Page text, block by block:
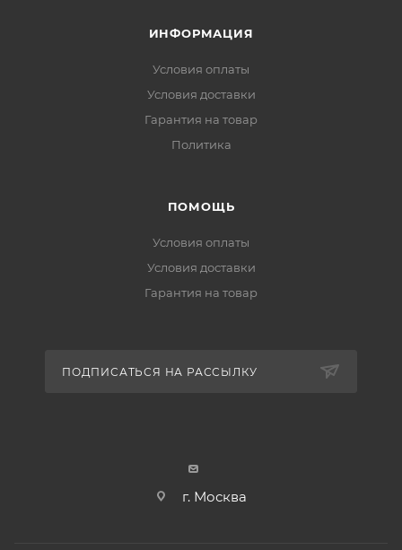
ИНФОРМАЦИЯ
Условия оплаты
Условия доставки
Гарантия на товар
Политика
ПОМОЩЬ
Условия оплаты
Условия доставки
Гарантия на товар
ПОДПИСАТЬСЯ НА РАССЫЛКУ
г. Москва